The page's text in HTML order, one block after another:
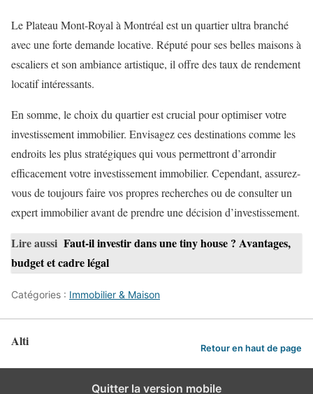
Le Plateau Mont-Royal à Montréal est un quartier ultra branché
avec une forte demande locative. Réputé pour ses belles maisons à
escaliers et son ambiance artistique, il offre des taux de rendement
locatif intéressants.
En somme, le choix du quartier est crucial pour optimiser votre
investissement immobilier. Envisagez ces destinations comme les
endroits les plus stratégiques qui vous permettront d’arrondir
efficacement votre investissement immobilier. Cependant, assurez-
vous de toujours faire vos propres recherches ou de consulter un
expert immobilier avant de prendre une décision d’investissement.
Lire aussi Faut-il investir dans une tiny house ? Avantages,
budget et cadre légal
Catégories : Immobilier & Maison
Alti Retour en haut de page
Quitter la version mobile